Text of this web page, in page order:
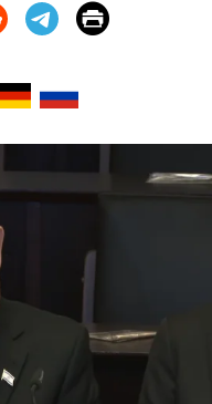
Print